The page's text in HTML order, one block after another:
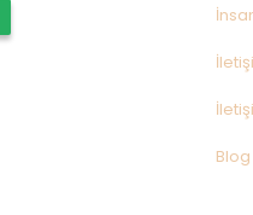
Blog